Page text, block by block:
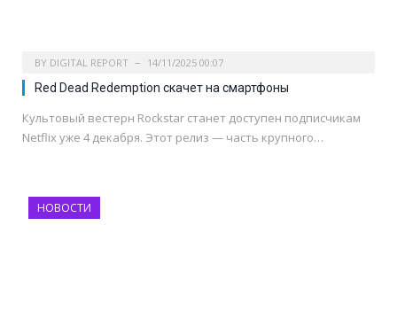
BY DIGITAL REPORT 14/11/2025 00:07
Red Dead Redemption скачет на смартфоны
Культовый вестерн Rockstar станет доступен подписчикам
Netflix уже 4 декабря. Этот релиз — часть крупного…
НОВОСТИ